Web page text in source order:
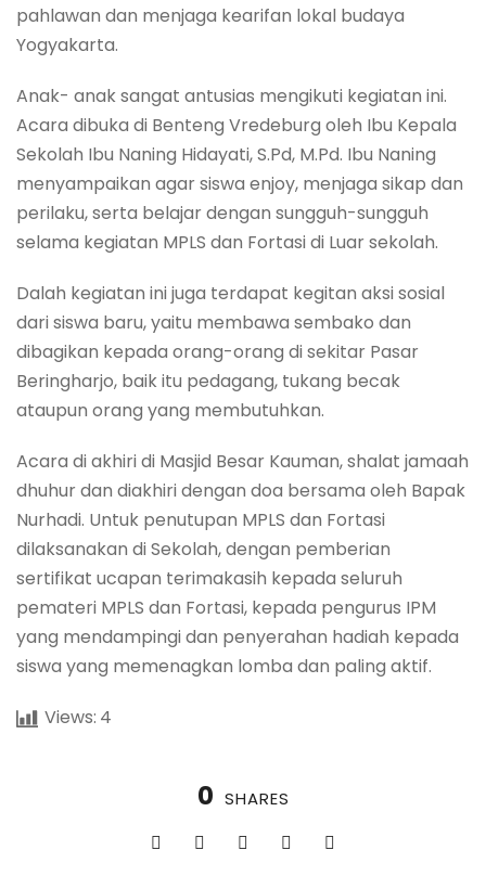
pahlawan dan menjaga kearifan lokal budaya
Yogyakarta.
Anak- anak sangat antusias mengikuti kegiatan ini.
Acara dibuka di Benteng Vredeburg oleh Ibu Kepala
Sekolah Ibu Naning Hidayati, S.Pd, M.Pd. Ibu Naning
menyampaikan agar siswa enjoy, menjaga sikap dan
perilaku, serta belajar dengan sungguh-sungguh
selama kegiatan MPLS dan Fortasi di Luar sekolah.
Dalah kegiatan ini juga terdapat kegitan aksi sosial
dari siswa baru, yaitu membawa sembako dan
dibagikan kepada orang-orang di sekitar Pasar
Beringharjo, baik itu pedagang, tukang becak
ataupun orang yang membutuhkan.
Acara di akhiri di Masjid Besar Kauman, shalat jamaah
dhuhur dan diakhiri dengan doa bersama oleh Bapak
Nurhadi. Untuk penutupan MPLS dan Fortasi
dilaksanakan di Sekolah, dengan pemberian
sertifikat ucapan terimakasih kepada seluruh
pemateri MPLS dan Fortasi, kepada pengurus IPM
yang mendampingi dan penyerahan hadiah kepada
siswa yang memenagkan lomba dan paling aktif.
Views: 4
0 SHARES